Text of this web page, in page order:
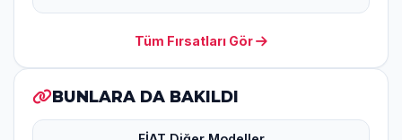
Tüm Fırsatları Gör
BUNLARA DA BAKILDI